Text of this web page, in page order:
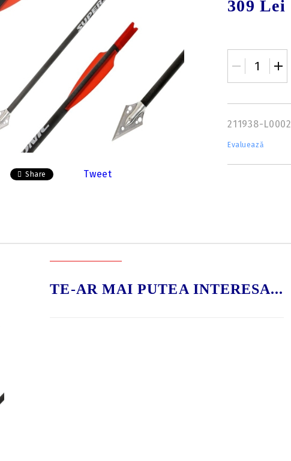
Insert-uri săgeți
Pene săgeți
Tolbe & huse sageti
Stringer
Componente
Share Tweet
309 Lei
211938-L0002
Evaluează
TE-AR MAI PUTEA INTERESA...